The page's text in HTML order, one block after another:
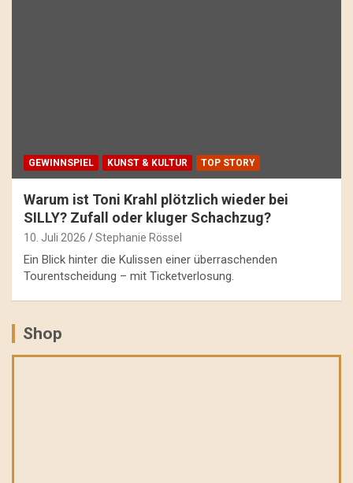
GEWINNSPIEL KUNST & KULTUR TOP STORY
Warum ist Toni Krahl plötzlich wieder bei
SILLY? Zufall oder kluger Schachzug?
10. Juli 2026 Stephanie Rössel
Ein Blick hinter die Kulissen einer überraschenden
Tourentscheidung – mit Ticketverlosung.
Shop